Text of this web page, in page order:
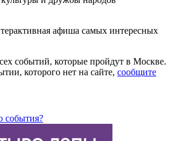
афиша самых интересных
событий, которые пройдут в Москве.
которого нет на сайте, сообщите
события?